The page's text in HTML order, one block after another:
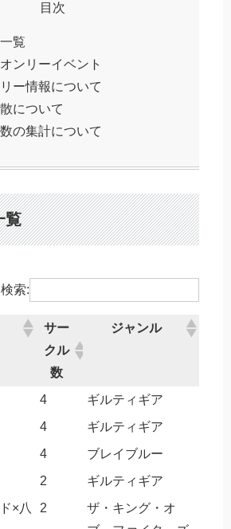
目次
覧
ンリーイベント
ー情報について
について
の集計について
覧
検索:
サー
クル
数
ジャンル
4
ギルティギア
4
ギルティギア
4
ブレイブルー
2
ギルティギア
×八
2
ザ・キング・オ